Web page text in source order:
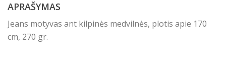
APRAŠYMAS
Jeans motyvas ant kilpinės medvilnės, plotis apie 170
cm, 270 gr.